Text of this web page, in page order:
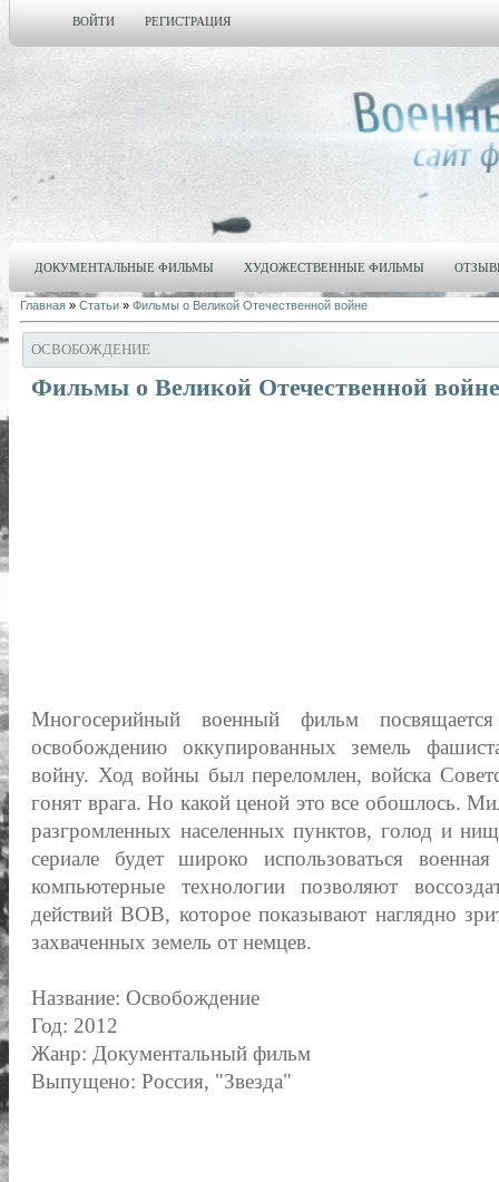
ВОЙТИ РЕГИСТРАЦИЯ
ДОКУМЕНТАЛЬНЫЕ ФИЛЬМЫ ХУДОЖЕСТВЕННЫЕ ФИЛЬМЫ
Главная » Статьи » Фильмы о Великой Отечественной войне
ОСВОБОЖДЕНИЕ
Фильмы о Великой Отечественной
Многосерийный военный фильм
освобождению оккупированных земель
войну. Ход войны был переломлен, войска
гонят врага. Но какой ценой это все обошлось.
разгромленных населенных пунктов, голод и
сериале будет широко использоваться
компьютерные технологии позволяют
действий ВОВ, которое показывают наглядно
захваченных земель от немцев.
Название: Освобождение
Год: 2012
Жанр: Документальный фильм
Выпущено: Россия, "Звезда"